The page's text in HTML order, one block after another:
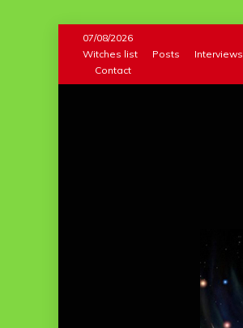
content
07/08/2026
Witches list
Posts Interviews
Contact